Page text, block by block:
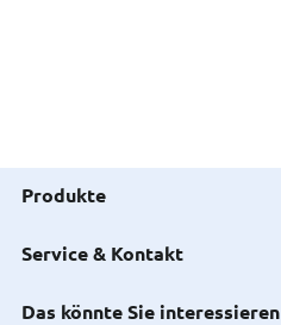
Produkte
Service & Kontakt
Das könnte Sie interessieren